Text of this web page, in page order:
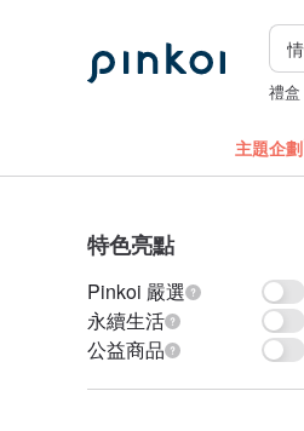
禮盒
主題企劃
特色亮點
Pinkoi 嚴選
永續生活
公益商品